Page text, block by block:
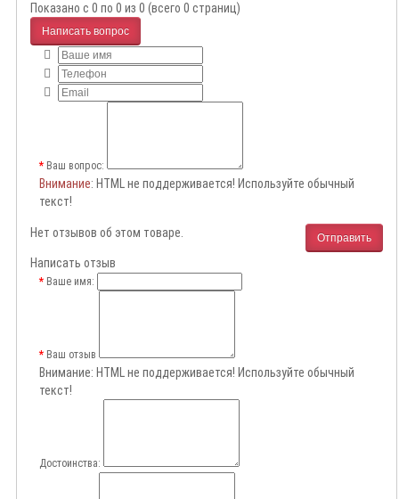
Показано с 0 по 0 из 0 (всего 0 страниц)
Написать вопрос
Ваш вопрос:
Внимание: HTML не поддерживается! Используйте обычный
текст!
Отправить
Нет отзывов об этом товаре.
Написать отзыв
Ваше имя:
Ваш отзыв
Внимание: HTML не поддерживается! Используйте обычный
текст!
Достоинства: